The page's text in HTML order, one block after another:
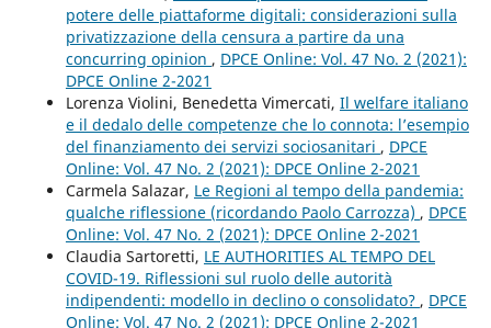
potere delle piattaforme digitali: considerazioni sulla
privatizzazione della censura a partire da una
concurring opinion , DPCE Online: Vol. 47 No. 2 (2021):
DPCE Online 2-2021
Lorenza Violini, Benedetta Vimercati, Il welfare italiano
e il dedalo delle competenze che lo connota: l’esempio
del finanziamento dei servizi sociosanitari , DPCE
Online: Vol. 47 No. 2 (2021): DPCE Online 2-2021
Carmela Salazar, Le Regioni al tempo della pandemia:
qualche riflessione (ricordando Paolo Carrozza) , DPCE
Online: Vol. 47 No. 2 (2021): DPCE Online 2-2021
Claudia Sartoretti, LE AUTHORITIES AL TEMPO DEL
COVID-19. Riflessioni sul ruolo delle autorità
indipendenti: modello in declino o consolidato? , DPCE
Online: Vol. 47 No. 2 (2021): DPCE Online 2-2021